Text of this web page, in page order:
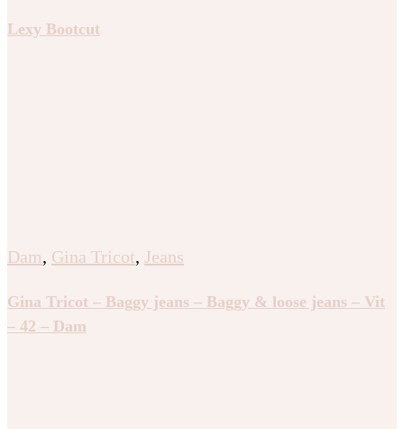
Lexy Bootcut
Dam, Gina Tricot, Jeans
Gina Tricot – Baggy jeans – Baggy & loose jeans – Vit
– 42 – Dam